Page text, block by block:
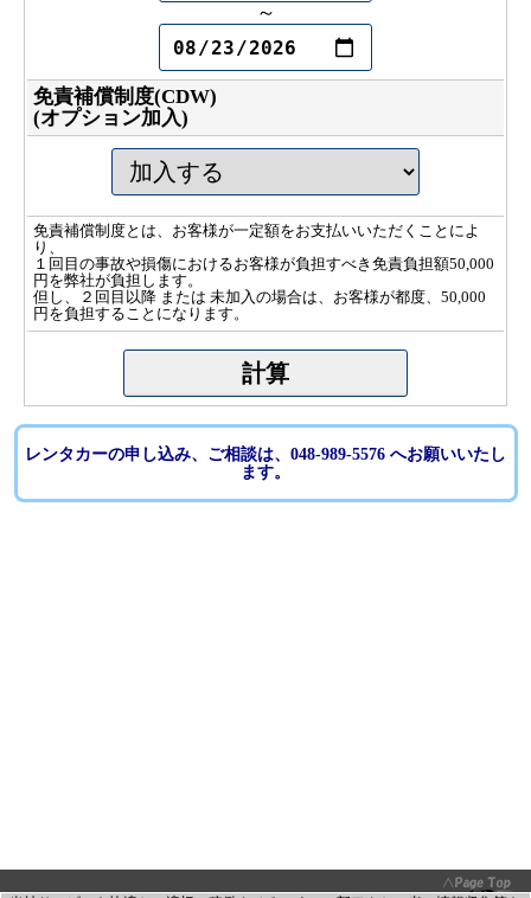
～
免責補償制度(CDW)
(オプション加入)
免責補償制度とは、お客様が一定額をお支払いいただくことによ
り、
１回目の事故や損傷におけるお客様が負担すべき免責負担額50,000
円を弊社が負担します。
但し、２回目以降 または 未加入の場合は、お客様が都度、50,000
円を負担することになります。
レンタカーの申し込み、ご相談は、048-989-5576 へお願いいたし
ます。